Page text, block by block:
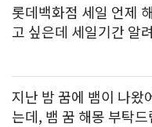
롯데백화점 세일 언제
고 싶은데 세일기간 알
지난 밤 꿈에 뱀이 나왔
는데, 뱀 꿈 해몽 부탁